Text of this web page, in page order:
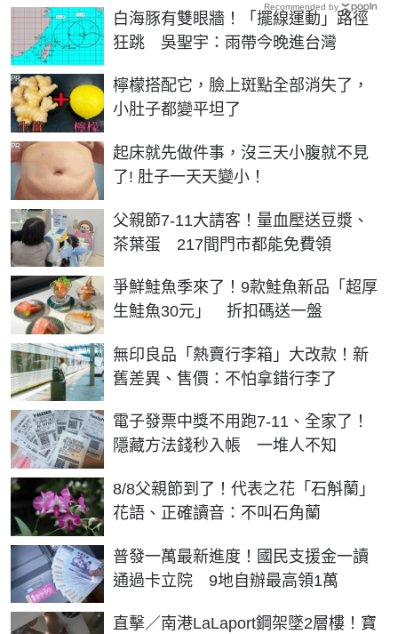
白海豚有雙眼牆！「擺線運動」路徑
狂跳 吳聖宇：雨帶今晚進台灣
檸檬搭配它，臉上斑點全部消失了，
小肚子都變平坦了
PR
起床就先做件事，沒三天小腹就不見
了! 肚子一天天變小！
PR
父親節7-11大請客！量血壓送豆漿、
茶葉蛋 217間門市都能免費領
爭鮮鮭魚季來了！9款鮭魚新品「超厚
生鮭魚30元」 折扣碼送一盤
無印良品「熱賣行李箱」大改款！新
舊差異、售價：不怕拿錯行李了
電子發票中獎不用跑7-11、全家了！
隱藏方法錢秒入帳 一堆人不知
8/8父親節到了！代表之花「石斛蘭」
花語、正確讀音：不叫石角蘭
普發一萬最新進度！國民支援金一讀
通過卡立院 9地自辦最高領1萬
直擊／南港LaLaport鋼架墜2層樓！寶
Recommended by